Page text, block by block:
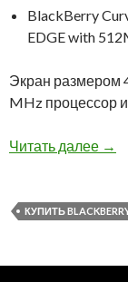
BlackBerry
EDGE with
Экран размером
MHz процессор
Читать далее →
КУПИТЬ